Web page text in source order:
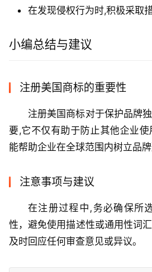
在发现侵权行为时,积极采取
小编总结与建议
注册美国商标的重要性
注册美国商标对于保护品牌
要,它不仅有助于防止其他企业
能帮助企业在全球范围内树立品
注意事项与建议
在注册过程中,务必确保所
性，避免使用描述性或通用性词
及时回应任何审查意见或异议。